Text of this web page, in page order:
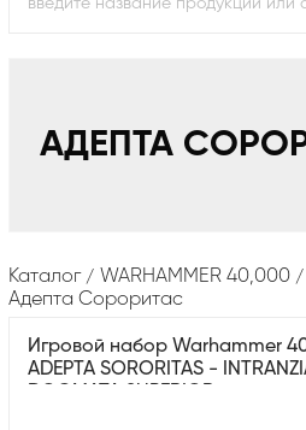
АДЕПТА
Каталог WARHAMMER 40,000
Адепта Сороритас
Игровой набор Warhammer
ADEPTA SORORITAS -